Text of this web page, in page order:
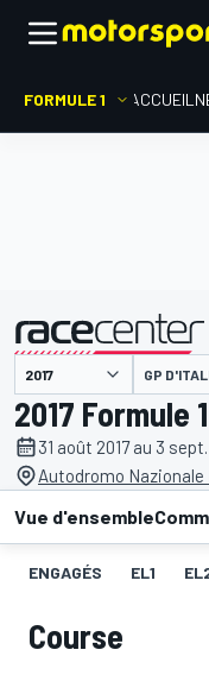
FORMULE 1 ACCUEIL
présenté par GP
2017 Formule
31 août 2017 au 3
Autodromo Nazionale
Vue d'ensemble
ENGAGÉS EL1
Course